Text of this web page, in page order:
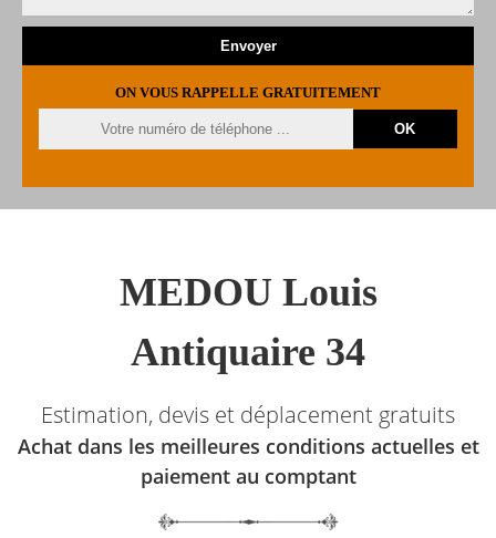
ON VOUS RAPPELLE GRATUITEMENT
MEDOU Louis
Antiquaire 34
Estimation, devis et déplacement gratuits
Achat dans les meilleures conditions actuelles et
paiement au comptant